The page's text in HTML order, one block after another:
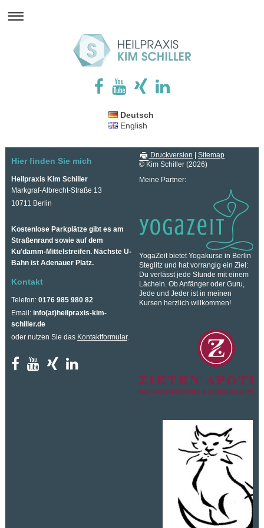
Deutsch
English
Hier finden Sie mich
Heilpraxis Kim Schiller
Markgraf-Albrecht-Straße 13
10711 Berlin
Kostenlose Parkplätze gibt es am
Straßenrand sowie auf dem
Ku'damm-Mittelstreifen. Nächste U-
Bahn ist Adenauer Platz.
Kontakt
Telefon: 0176 985 980 82
Email: info(at)heilpraxis-kim-
schiller.de
oder nutzen Sie das Kontaktformular.
Druckversion
Sitemap
© Kim Schiller (2026)
Meine Partner:
YogaZeit bietet Yogakurse in Berlin
Steglitz und hat vorrangig ein Ziel:
Du verlässt jede Stunde mit einem
Lächeln. Ob Anfänger oder Guru,
Jede und Jeder ist in meinen
Kursen herzlich willkommen!